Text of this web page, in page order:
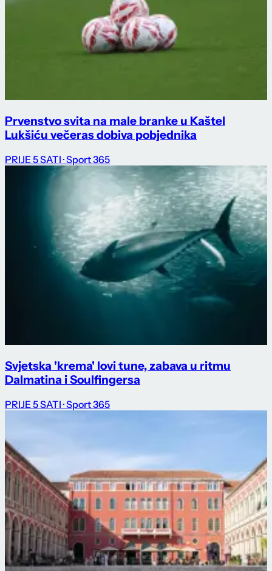
Prvenstvo svita na male branke u Kaštel
Lukšiću večeras dobiva pobjednika
PRIJE 5 SATI · Sport 365
Svjetska 'krema' lovi tune, zabava u ritmu
Dalmatina i Soulfingersa
PRIJE 5 SATI · Sport 365